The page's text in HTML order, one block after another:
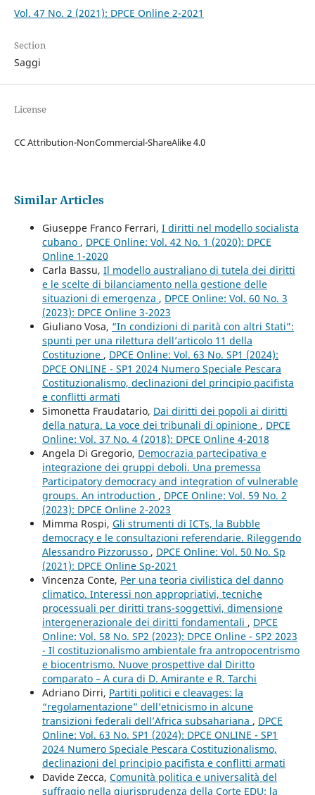
Vol. 47 No. 2 (2021): DPCE Online 2-2021
Section
Saggi
License
CC Attribution-NonCommercial-ShareAlike 4.0
Similar Articles
Giuseppe Franco Ferrari, I diritti nel modello socialista
cubano , DPCE Online: Vol. 42 No. 1 (2020): DPCE
Online 1-2020
Carla Bassu, Il modello australiano di tutela dei diritti
e le scelte di bilanciamento nella gestione delle
situazioni di emergenza , DPCE Online: Vol. 60 No. 3
(2023): DPCE Online 3-2023
Giuliano Vosa, “In condizioni di parità con altri Stati”:
spunti per una rilettura dell’articolo 11 della
Costituzione , DPCE Online: Vol. 63 No. SP1 (2024):
DPCE ONLINE - SP1 2024 Numero Speciale Pescara
Costituzionalismo, declinazioni del principio pacifista
e conflitti armati
Simonetta Fraudatario, Dai diritti dei popoli ai diritti
della natura. La voce dei tribunali di opinione , DPCE
Online: Vol. 37 No. 4 (2018): DPCE Online 4-2018
Angela Di Gregorio, Democrazia partecipativa e
integrazione dei gruppi deboli. Una premessa
Participatory democracy and integration of vulnerable
groups. An introduction , DPCE Online: Vol. 59 No. 2
(2023): DPCE Online 2-2023
Mimma Rospi, Gli strumenti di ICTs, la Bubble
democracy e le consultazioni referendarie. Rileggendo
Alessandro Pizzorusso , DPCE Online: Vol. 50 No. Sp
(2021): DPCE Online Sp-2021
Vincenza Conte, Per una teoria civilistica del danno
climatico. Interessi non appropriativi, tecniche
processuali per diritti trans-soggettivi, dimensione
intergenerazionale dei diritti fondamentali , DPCE
Online: Vol. 58 No. SP2 (2023): DPCE Online - SP2 2023
- Il costituzionalismo ambientale fra antropocentrismo
e biocentrismo. Nuove prospettive dal Diritto
comparato – A cura di D. Amirante e R. Tarchi
Adriano Dirri, Partiti politici e cleavages: la
“regolamentazione” dell’etnicismo in alcune
transizioni federali dell’Africa subsahariana , DPCE
Online: Vol. 63 No. SP1 (2024): DPCE ONLINE - SP1
2024 Numero Speciale Pescara Costituzionalismo,
declinazioni del principio pacifista e conflitti armati
Davide Zecca, Comunità politica e universalità del
suffragio nella giurisprudenza della Corte EDU: la